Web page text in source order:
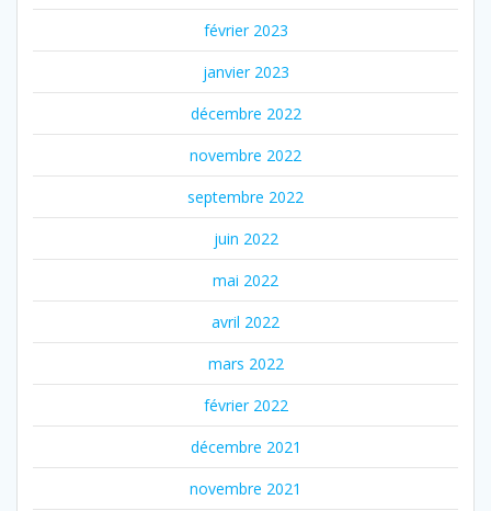
février 2023
janvier 2023
décembre 2022
novembre 2022
septembre 2022
juin 2022
mai 2022
avril 2022
mars 2022
février 2022
décembre 2021
novembre 2021